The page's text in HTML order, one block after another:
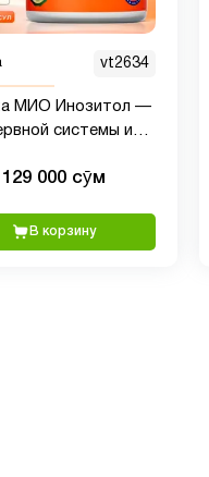
vt2634
МИО Инозитол —
системы и
129 000 сӯм
В корзину